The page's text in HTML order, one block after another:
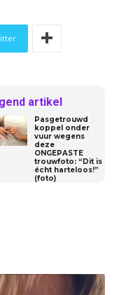
artikel
Pasgetrouwd
koppel onder
vuur wegens
deze
ONGEPASTE
trouwfoto: “Dit is
écht harteloos!”
(foto)